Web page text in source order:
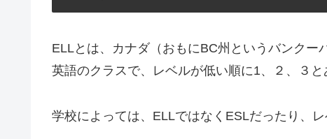
ELLとは、カナダ（おもにBC州というバンク
英語のクラスで、レベルが低い順に1、２、３と
学校によっては、ELLではなくESLだったり、